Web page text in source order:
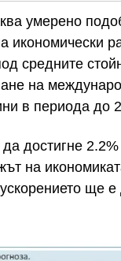
умерено
икономически
средните
на
в периода до
достигне 2.2%
на
ще